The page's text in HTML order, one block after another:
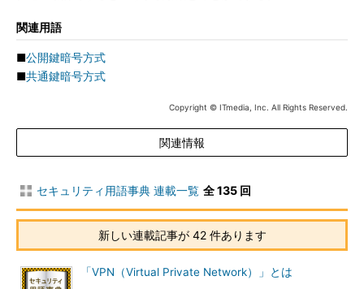
関連用語
■公開鍵暗号方式
■共通鍵暗号方式
Copyright © ITmedia, Inc. All Rights Reserved.
関連情報
セキュリティ用語事典 連載一覧 全 135 回
新しい連載記事が 42 件あります
「VPN（Virtual Private Network）」とは